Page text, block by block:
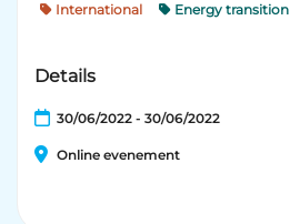
International
Energy transition
Details
30/06/2022 - 30/06/2022
Online evenement